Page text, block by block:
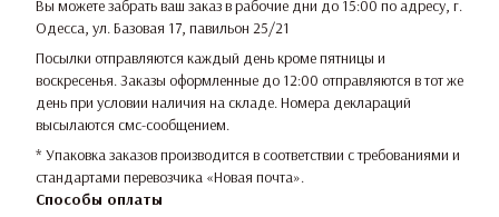
Вы можете забрать ваш заказ в рабочие дни до 15:00 по адресу, г.
Одесса, ул. Базовая 17, павильон 25/21
Посылки отправляются каждый день кроме пятницы и
воскресенья. Заказы оформленные до 12:00 отправляются в тот же
день при условии наличия на складе. Номера деклараций
высылаются смс-сообщением.
* Упаковка заказов производится в соответствии с требованиями и
стандартами перевозчика «Новая почта».
Способы оплаты